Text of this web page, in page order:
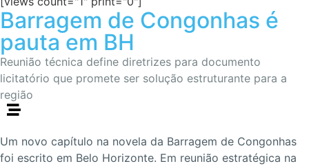
Barragem de Congonhas é
pauta em BH
Reunião técnica define diretrizes para documento
licitatório que promete ser solução estruturante para a
região
Um novo capítulo na novela da Barragem de Congonhas
foi escrito em Belo Horizonte. Em reunião estratégica na